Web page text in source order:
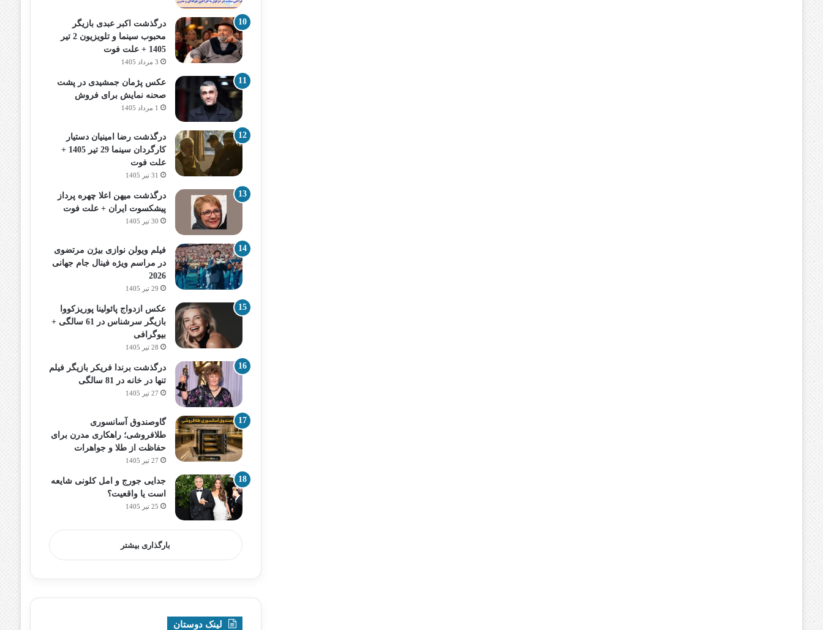
درگذشت اکبر عبدی بازیگر
محبوب سینما و تلویزیون 2 تیر
1405 + علت فوت
3 مرداد 1405
عکس پژمان جمشیدی در پشت
صحنه نمایش برای فروش
1 مرداد 1405
درگذشت رضا امینیان دستیار
کارگردان سینما 29 تیر 1405 +
علت فوت
31 تیر 1405
درگذشت میهن اعلا چهره پرداز
پیشکسوت ایران + علت فوت
30 تیر 1405
فیلم ویولن نوازی بیژن مرتضوی
در مراسم ویژه فینال جام جهانی
2026
29 تیر 1405
عکس ازدواج پائولینا پوریزکووا
بازیگر سرشناس در 61 سالگی +
بیوگرافی
28 تیر 1405
درگذشت برندا فریکر بازیگر فیلم
تنها در خانه در 81 سالگی
27 تیر 1405
گاوصندوق آسانسوری
طلافروشی؛ راهکاری مدرن برای
حفاظت از طلا و جواهرات
27 تیر 1405
جدایی جورج و امل کلونی شایعه
است یا واقعیت؟
25 تیر 1405
بارگذاری بیشتر
لینک دوستان